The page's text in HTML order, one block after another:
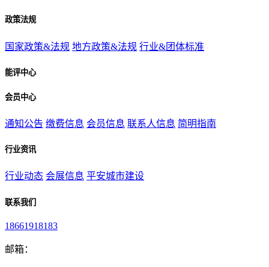
政策法规
国家政策&法规 地方政策&法规 行业&团体标准
能评中心
会员中心
通知公告 缴费信息 会员信息 联系人信息 简明指南
行业资讯
行业动态 会展信息 平安城市建设
联系我们
18661918183
邮箱：